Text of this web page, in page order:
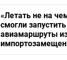
«Летать не на
смогли
авиамаршруты